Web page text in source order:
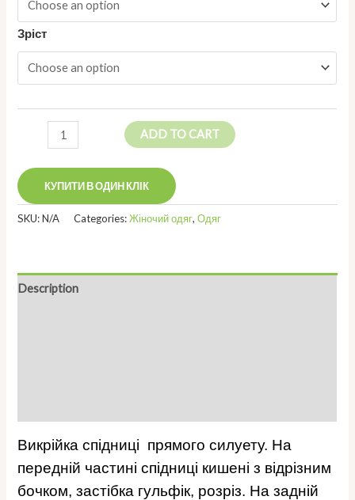
Зріст
Спідниця
of
Course
quantity
ADD TO CART
КУПИТИ В ОДИН КЛІК
SKU:N/A Categories:Жіночий одяг,Одяг
Description
Викрійка спідниці прямого силуету. На
передній частині спідниці кишені з відрізним
бочком, застібка гульфік, розріз. На задній